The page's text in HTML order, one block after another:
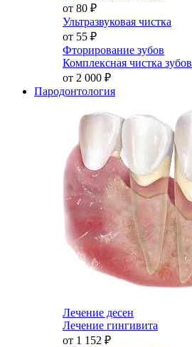
от 80 ₽
Ультразвуковая чистка
от 55 ₽
Фторирование зубов
Комплексная чистка зубов
от 2 000 ₽
Пародонтология
Лечение десен
Лечение гингивита
от 1 152 ₽